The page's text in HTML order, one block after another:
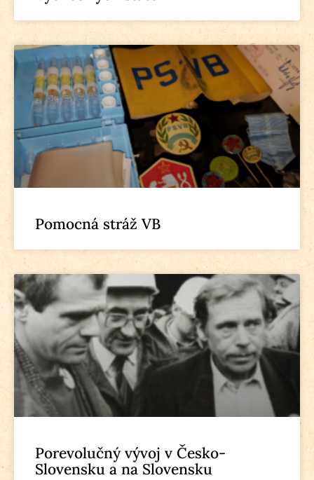
Pomocná stráž VB
Porevolučný vývoj v Česko-
Slovensku a na Slovensku